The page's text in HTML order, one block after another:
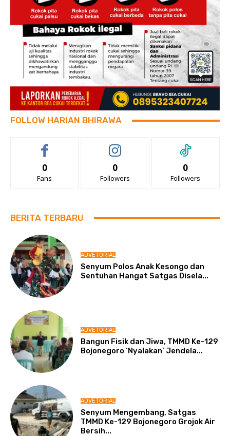
FOLLOW HARIAN BHIRAWA
0
Fans
0
Followers
0
Followers
BERITA TERBARU
ADVETORIAL
Senyum Polos Anak Kesongo dan
Sentuhan Hangat Satgas Disela...
ADVETORIAL
Bangun Fisik dan Jiwa, TMMD Ke-129
Bojonegoro ‘Nyalakan’ Jendela...
ADVETORIAL
Senyum Mengembang, Satgas
TMMD Ke-129 Bojonegoro Grojok Air
Bersih...